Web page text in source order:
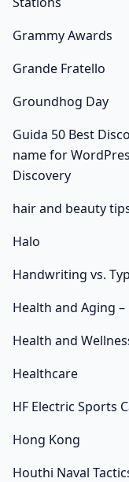
Grammy Awards
Grande Fratello
Groundhog Day
Guida 50 Best
name for
Discovery
hair and beauty
Halo
Handwriting vs.
Health and Aging
Health and
Healthcare
HF Electric Sports
Hong Kong
Houthi Naval